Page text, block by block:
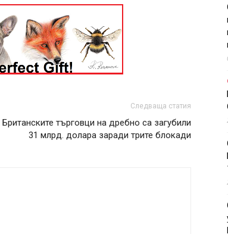
Следваща статия
Британските търговци на дребно са загубили
31 млрд. долара заради трите блокади